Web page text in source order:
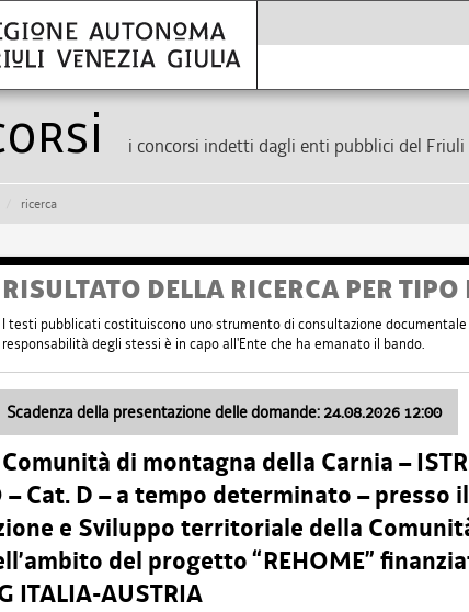
i concorsi indetti dagli enti pubblici del Friuli
ricerca
RISULTATO DELLA RICERCA PER
I testi pubblicati costituiscono uno strumento di consultazione
responsabilità degli stessi è in capo all'Ente che ha emanato il bando.
Scadenza della presentazione delle domande: 24.08.2026 12:00
di montagna della Carnia –
– Cat. D – a tempo determinato – presso
e Sviluppo territoriale della
del progetto “REHOME”
ITALIA-AUSTRIA